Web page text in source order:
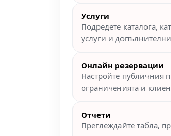
Услуги
Подредете каталога,
услуги и
Онлайн резервации
Настройте публичния
ограниченията и
Отчети
Преглеждайте табла,